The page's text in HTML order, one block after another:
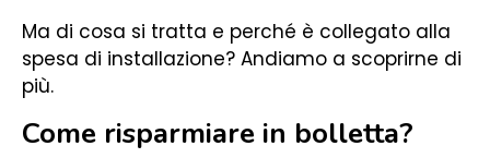
Ma di cosa si tratta e perché è collegato alla
spesa di installazione? Andiamo a scoprirne di
più.
Come risparmiare in bolletta?